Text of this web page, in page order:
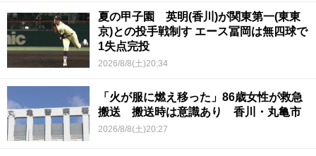
夏の甲子園 英明(香川)が関東第一(東東
京)との投手戦制す エース冨岡は無四球で
1失点完投
2026/8/8(土)20:34
「火が服に燃え移った」86歳女性が救急
搬送 搬送時は意識あり 香川・丸亀市
2026/8/8(土)20:27